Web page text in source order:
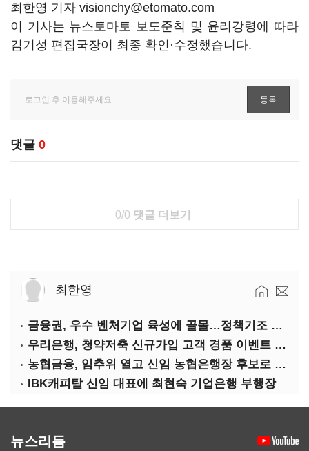
최한영 기자 visionchy@etomato.com
이 기사는 뉴스토마토 보도준칙 및 윤리강령에 따라
김기성 편집국장이 최종 확인·수정했습니다.
댓글 0
0/0 댓글 더보기
최한영
금융권, 우수 벤처기업 육성에 골몰…정책기조 부응·기술력 확보 차원
우리은행, 청약저축 신규가입 고객 경품 이벤트 실시
농협금융, 임추위 열고 신임 농협은행장 후보로 손병환 추천
IBK캐피탈 신임 대표에 최현숙 기업은행 부행장
뉴스리듬